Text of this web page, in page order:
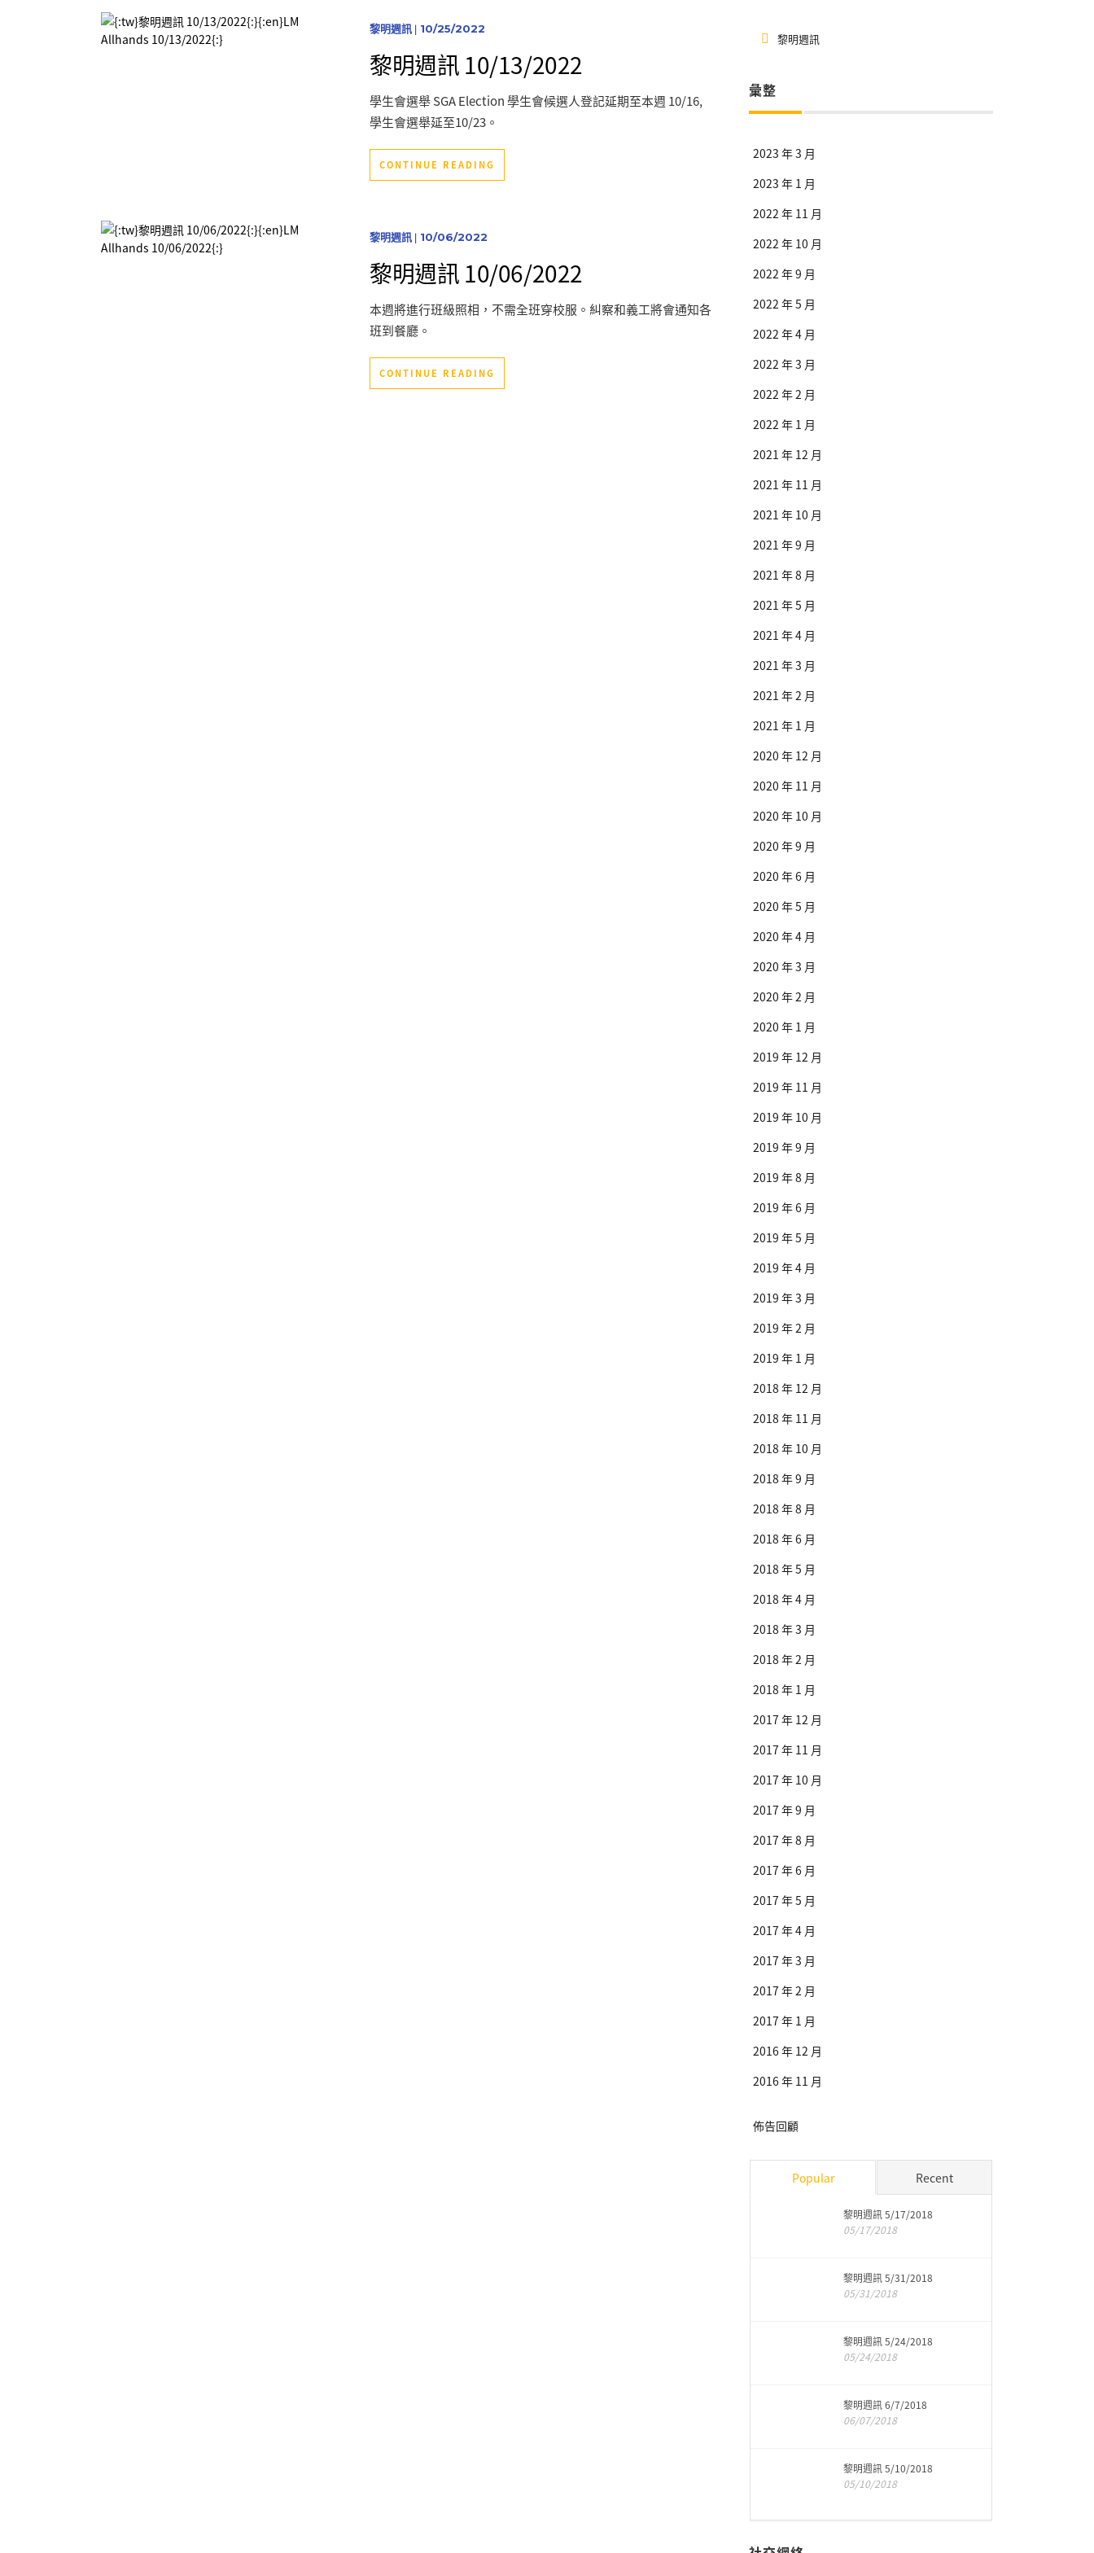
黎明週訊 | 10/25/2022
黎明週訊 10/13/2022
學生會選舉 SGA Election 學生會候選人登記延期至本週 10/16,
學生會選舉延至10/23。
CONTINUE READING
黎明週訊 | 10/06/2022
黎明週訊 10/06/2022
本週將進行班級照相，不需全班穿校服。糾察和義工將會通知各
班到餐廳。
CONTINUE READING
黎明週訊
彙整
2023 年 3 月
2023 年 1 月
2022 年 11 月
2022 年 10 月
2022 年 9 月
2022 年 5 月
2022 年 4 月
2022 年 3 月
2022 年 2 月
2022 年 1 月
2021 年 12 月
2021 年 11 月
2021 年 10 月
2021 年 9 月
2021 年 8 月
2021 年 5 月
2021 年 4 月
2021 年 3 月
2021 年 2 月
2021 年 1 月
2020 年 12 月
2020 年 11 月
2020 年 10 月
2020 年 9 月
2020 年 6 月
2020 年 5 月
2020 年 4 月
2020 年 3 月
2020 年 2 月
2020 年 1 月
2019 年 12 月
2019 年 11 月
2019 年 10 月
2019 年 9 月
2019 年 8 月
2019 年 6 月
2019 年 5 月
2019 年 4 月
2019 年 3 月
2019 年 2 月
2019 年 1 月
2018 年 12 月
2018 年 11 月
2018 年 10 月
2018 年 9 月
2018 年 8 月
2018 年 6 月
2018 年 5 月
2018 年 4 月
2018 年 3 月
2018 年 2 月
2018 年 1 月
2017 年 12 月
2017 年 11 月
2017 年 10 月
2017 年 9 月
2017 年 8 月
2017 年 6 月
2017 年 5 月
2017 年 4 月
2017 年 3 月
2017 年 2 月
2017 年 1 月
2016 年 12 月
2016 年 11 月
佈告回顧
Popular Recent
黎明週訊 5/17/2018
05/17/2018
黎明週訊 5/31/2018
05/31/2018
黎明週訊 5/24/2018
05/24/2018
黎明週訊 6/7/2018
06/07/2018
黎明週訊 5/10/2018
05/10/2018